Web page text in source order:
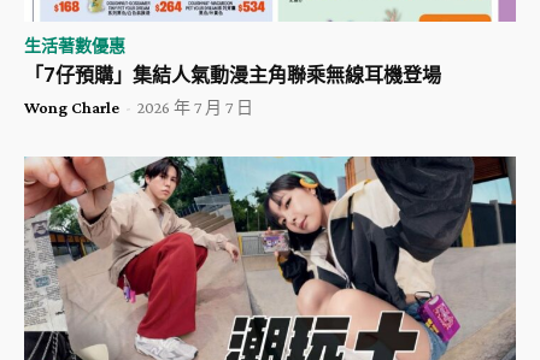
生活著數優惠
「7仔預購」集結人氣動漫主角聯乘無線耳機登場
Wong Charle - 2026 年 7 月 7 日